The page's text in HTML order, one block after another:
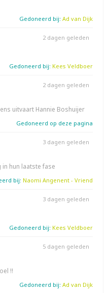
Gedoneerd bij: Ad van Dijk
2 dagen geleden
Gedoneerd bij: Kees Veldboer
uitvaart Hannie Boshuijer
2 dagen geleden
Gedoneerd op deze pagina
in hun laatste fase
3 dagen geleden
bij: Naomi Angenent - Vriend
3 dagen geleden
Gedoneerd bij: Kees Veldboer
!!
5 dagen geleden
Gedoneerd bij: Ad van Dijk